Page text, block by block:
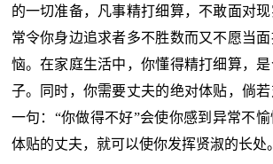
的一切准备，凡事精打细算，不敢面对
常令你身边追求者多不胜数而又不愿当
恼。在家庭生活中，你懂得精打细算，
子。同时，你需要丈夫的绝对体贴，倘
一句：“你做得不好”会使你感到异常不
体贴的丈夫，就可以使你发挥贤淑的长处。